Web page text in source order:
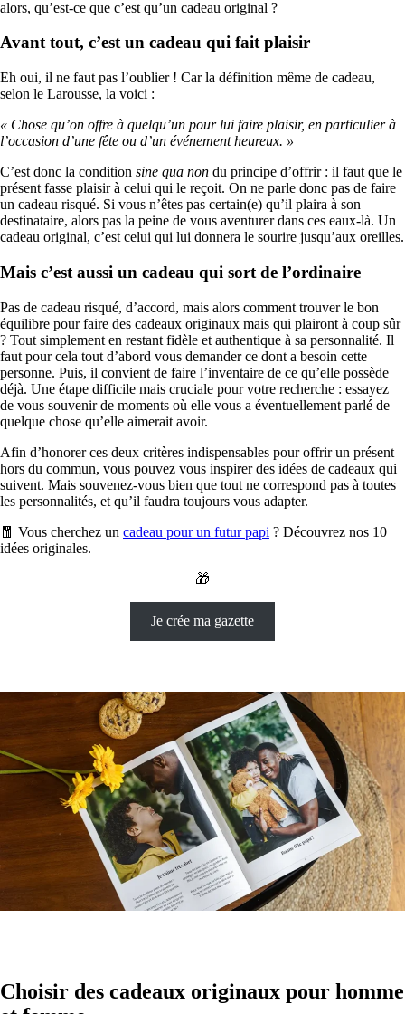
alors, qu’est-ce que c’est qu’un cadeau original ?
Avant tout, c’est un cadeau qui fait plaisir
Eh oui, il ne faut pas l’oublier ! Car la définition même de cadeau,
selon le Larousse, la voici :
« Chose qu’on offre à quelqu’un pour lui faire plaisir, en particulier à
l’occasion d’une fête ou d’un événement heureux. »
C’est donc la condition sine qua non du principe d’offrir : il faut que le
présent fasse plaisir à celui qui le reçoit. On ne parle donc pas de faire
un cadeau risqué. Si vous n’êtes pas certain(e) qu’il plaira à son
destinataire, alors pas la peine de vous aventurer dans ces eaux-là. Un
cadeau original, c’est celui qui lui donnera le sourire jusqu’aux oreilles.
Mais c’est aussi un cadeau qui sort de l’ordinaire
Pas de cadeau risqué, d’accord, mais alors comment trouver le bon
équilibre pour faire des cadeaux originaux mais qui plairont à coup sûr
? Tout simplement en restant fidèle et authentique à sa personnalité. Il
faut pour cela tout d’abord vous demander ce dont a besoin cette
personne. Puis, il convient de faire l’inventaire de ce qu’elle possède
déjà. Une étape difficile mais cruciale pour votre recherche : essayez
de vous souvenir de moments où elle vous a éventuellement parlé de
quelque chose qu’elle aimerait avoir.
Afin d’honorer ces deux critères indispensables pour offrir un présent
hors du commun, vous pouvez vous inspirer des idées de cadeaux qui
suivent. Mais souvenez-vous bien que tout ne correspond pas à toutes
les personnalités, et qu’il faudra toujours vous adapter.
🧧 Vous cherchez un cadeau pour un futur papi ? Découvrez nos 10
idées originales.
🎁
Je crée ma gazette
Choisir des cadeaux originaux pour homme